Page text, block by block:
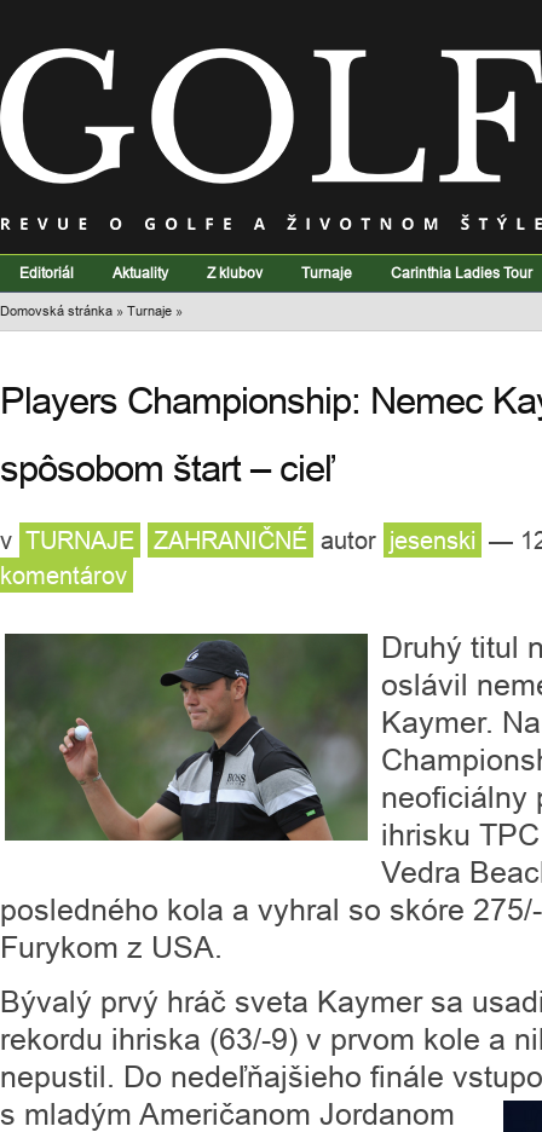
Editoriál Aktuality Z klubov Turnaje Carinthia Ladies Tour
Domovská stránka » Turnaje »
Players Championship: Nemec
spôsobom štart – cieľ
v TURNAJE ZAHRANIČNÉ autor jesenski —
komentárov
Druhý titul
oslávil
Kaymer.
neoficiálny
ihrisku
Vedra
posledného kola a vyhral so skóre
Furykom z USA.
Bývalý prvý hráč sveta Kaymer sa
rekordu ihriska (63/-9) v prvom kole a
nepustil. Do nedeľňajšieho finále
s mladým Američanom Jordanom